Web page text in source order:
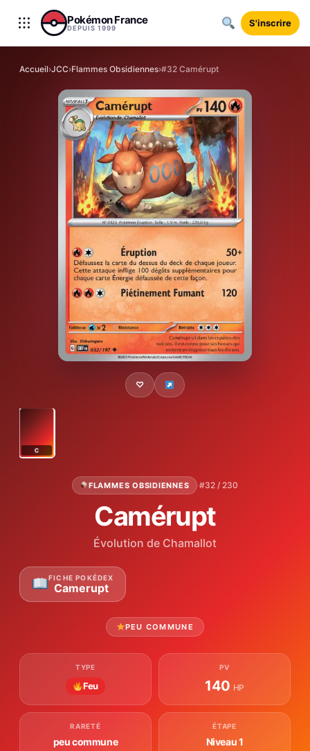
Aller au contenu
Pokémon France
DEPUIS 1999 S'inscrire
Accueil›JCC›Flammes Obsidiennes›#32 Camérupt
♡
C
FLAMMES OBSIDIENNES ·#32 / 230
Camérupt
Évolution de Chamallot
FICHE POKÉDEX
Camerupt
PEU COMMUNE
TYPE
Feu
PV
140 HP
RARETÉ
peu commune
ÉTAPE
Niveau 1